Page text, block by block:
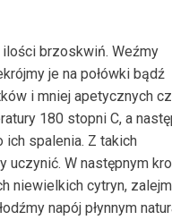
brzoskwiń. Weźmy
je na połówki bądź
i mniej apetycznych
180 stopni C, a
ich spalenia. Z takich
W następnym
niewielkich cytryn,
napój płynnym